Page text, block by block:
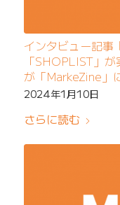
インタビュー記事
「SHOPLIST」
が「MarkeZine」
2024年1月10日
さらに読む